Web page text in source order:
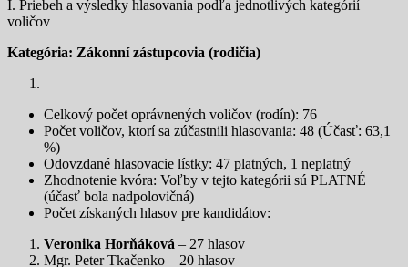
I. Priebeh a výsledky hlasovania podľa jednotlivých kategórií
voličov
Kategória: Zákonní zástupcovia (rodičia)
Celkový počet oprávnených voličov (rodín): 76
Počet voličov, ktorí sa zúčastnili hlasovania: 48 (Účasť: 63,1
%)
Odovzdané hlasovacie lístky: 47 platných, 1 neplatný
Zhodnotenie kvóra: Voľby v tejto kategórii sú PLATNÉ
(účasť bola nadpolovičná)
Počet získaných hlasov pre kandidátov:
Veronika Horňáková – 27 hlasov
Mgr. Peter Tkačenko – 20 hlasov